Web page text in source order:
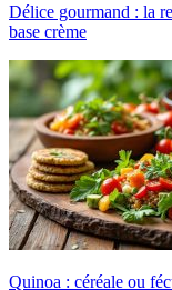
Délice gourmand : la
base crème
Quinoa : céréale ou